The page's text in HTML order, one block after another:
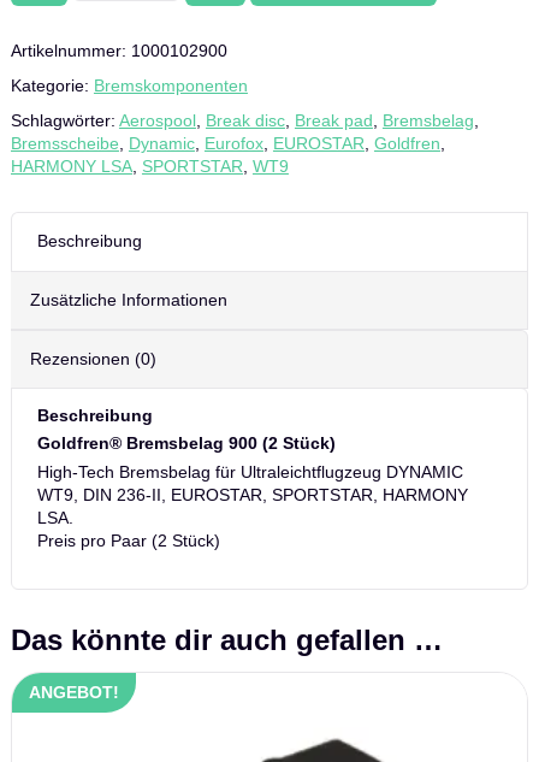
WT9,
DIN
II,
EUROSTAR,
SPORTSTAR,
LSA
(2
Artikelnummer: 1000102900
Kategorie: Bremskomponenten
Schlagwörter: Aerospool, Break disc, Break pad, Bremsbelag,
Bremsscheibe, Dynamic, Eurofox, EUROSTAR, Goldfren,
HARMONY LSA, SPORTSTAR, WT9
Beschreibung
Zusätzliche Informationen
Rezensionen (0)
Beschreibung
Goldfren® Bremsbelag 900 (2 Stück)
High-Tech Bremsbelag für Ultraleichtflugzeug DYNAMIC
WT9, DIN 236-II, EUROSTAR, SPORTSTAR, HARMONY
LSA.
Preis pro Paar (2 Stück)
Das könnte dir auch gefallen …
ANGEBOT!